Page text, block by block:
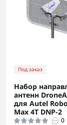
Под заказ
Набор
антенн
для Autel
Max 4T DNP-2
0